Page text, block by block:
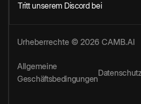
Tritt unserem Discord bei
Urheberrechte © 2026 CAMB.AI
Allgemeine
Geschäftsbedingungen